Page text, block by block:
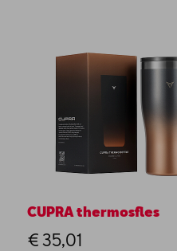
CUPRA thermosfles
€ 35,01